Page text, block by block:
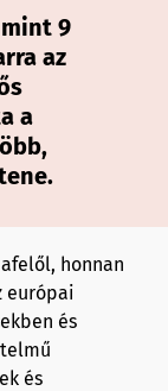
9
az
a
honnan
európai
és
és